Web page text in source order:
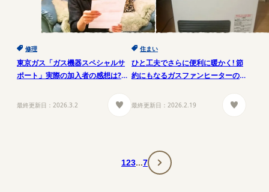
修理
東京ガス「ガス機器スペシャルサ
ポート」実際の加入者の感想は?
最終更新日： 2026.3.2
住まい
ひと工夫でさらに便利に暖かく! 節
約にもなるガスファンヒーターの
最終更新日： 2026.2.19
123...7